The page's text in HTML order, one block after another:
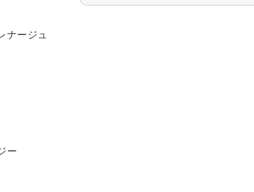
ナージュ
ー